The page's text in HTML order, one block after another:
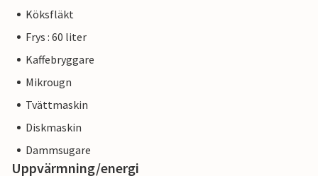
Köksfläkt
Frys : 60 liter
Kaffebryggare
Mikrougn
Tvättmaskin
Diskmaskin
Dammsugare
Uppvärmning/energi